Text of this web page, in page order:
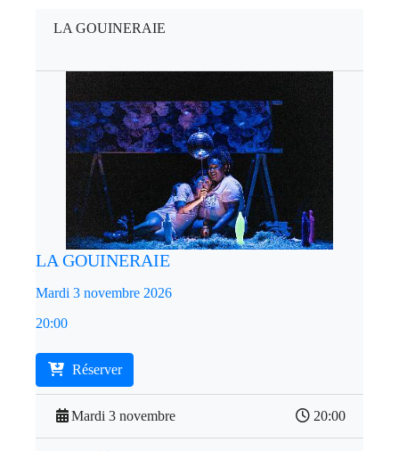
LA GOUINERAIE
LA GOUINERAIE
Mardi 3 novembre 2026
20:00
Réserver
Mardi 3 novembre 20:00